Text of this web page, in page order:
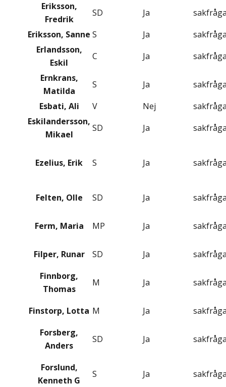
Eriksson,
Fredrik
SD Ja
Eriksson, Sanne S Ja
Erlandsson,
Eskil
C Ja
Ernkrans,
Matilda
S Ja
Esbati, Ali
V Nej
Eskilandersson,
Mikael
SD Ja
Ezelius, Erik S Ja
Felten, Olle SD Ja
Ferm, Maria MP Ja
Filper, Runar SD Ja
Finnborg,
Thomas
M Ja
Finstorp, Lotta M Ja
Forsberg,
Anders
SD Ja
Forslund,
Kenneth G
S Ja